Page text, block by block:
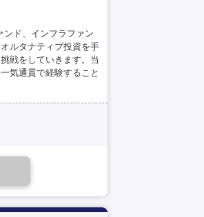
ンド、インフラファン
ルタナティブ投資を手
戦をしていきます。当
気通貫で経験すること